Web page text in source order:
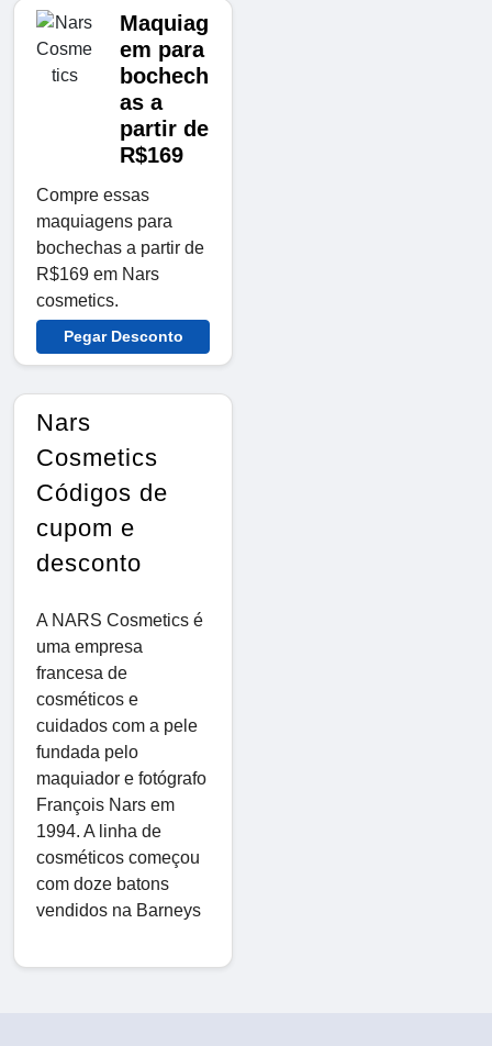
Maquiag
em para
bochech
as a
partir de
R$169
Compre essas
maquiagens para
bochechas a partir de
R$169 em Nars
cosmetics.
Pegar Desconto
Nars
Cosmetics
Códigos de
cupom e
desconto
A NARS Cosmetics é
uma empresa
francesa de
cosméticos e
cuidados com a pele
fundada pelo
maquiador e fotógrafo
François Nars em
1994. A linha de
cosméticos começou
com doze batons
vendidos na Barneys